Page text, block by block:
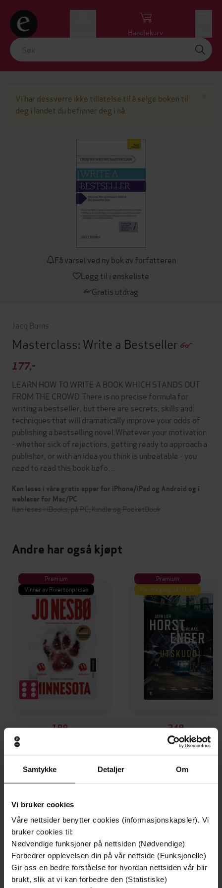
Samtykke Detaljer Om
Vi bruker cookies
Våre nettsider benytter cookies (informasjonskapsler). Vi
bruker cookies til:
Nødvendige funksjoner på nettsiden (Nødvendige)
Forbedrer opplevelsen din på vår nettside (Funksjonelle)
Gir oss en bedre forståelse for hvordan nettsiden vår blir
brukt, slik at vi kan forbedre den (Statistiske)
Handlekurv
Vi har dessverre ikke tillatelse til å selge boken til
deg i landet du befinner deg i nå.
Få varsel ved ny bok av forfatteren
Legg til i ønskeliste
Gratis utdrag
Jacq Burns
Masterclass: Write a Bestseller
177,-
LEARN HOW TO WRITE A BOOK WHICH STANDS OUT
FROM THE CROWD.There is no precise formula for
writing a bestseller, but there are secrets, skills and
techniques that will dramatically improve your odds of
publishing a bestselling novel.Whatever your motivation
- whether sick of rejections, getting ready to approach a
publisher, or with an idea you think is unbeatable - you
need to read this book befo…
Kan leses i våre gratis apper for iPhone/iPad og Android og i
webleser for Mac/PC
Kan leses i iBooks, på PC, Kindle og PocketBook
Andre har også kjøpt
Premium
Vinner av Rivertonprisen
199,-
Jo Nesbø
Premium
Første gang på tilbud
349,-
Utskudd
Jørn Lier Horst
EBOK
Undertittel
How to plan, write and publish a bestselling
work of fiction
Forfattere Jacq Burns(forfatter)
Forlag Teach Yourself